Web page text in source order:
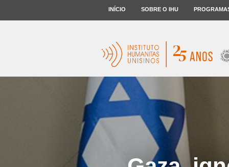
INÍCIO SOBRE O IHU